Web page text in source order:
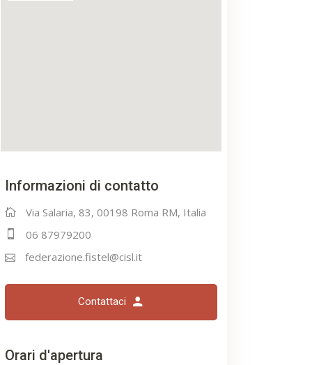
Informazioni di contatto
Via Salaria, 83, 00198 Roma RM, Italia
06 87979200
federazione.fistel@cisl.it
Contattaci
Orari d'apertura